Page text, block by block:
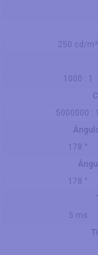
250 cd/m²
1000 : 1
5000000 : 1
178 °
178 °
5 ms